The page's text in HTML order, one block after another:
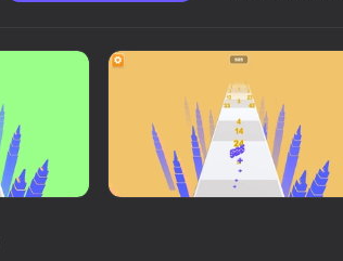
Number
Kazual
50 Yandex O'yinlari Reytingi